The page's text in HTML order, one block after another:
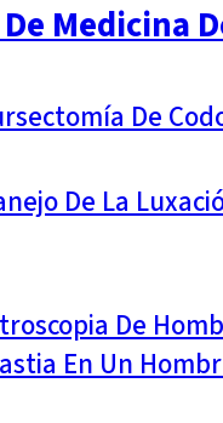
Medicina
De
De La
De
En Un